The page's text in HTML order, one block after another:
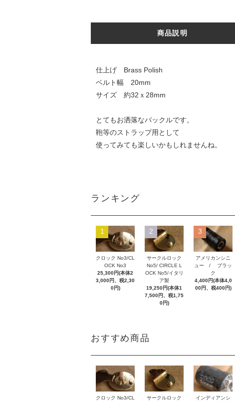
商品説明
仕上げ Brass Polish
ベルト幅 20mm
サイズ 約32ｘ28mm
とてもお洒落なバックルです。
鞄等のストラップ用として
使ってみても楽しいかもしれませんね。
ランキング
1
クロック No3/CL
OCK No3
25,300円(本体2
3,000円、税2,30
0円)
2
サークルロック
No5/ CIRCLE L
OCK No5/イタリ
ア製
19,250円(本体1
7,500円、税1,75
0円)
3
アメリカンシニ
ュー / ブラッ
ク
4,400円(本体4,0
00円、税400円)
おすすめ商品
クロック No3/CL
サークルロック
インディアンシ